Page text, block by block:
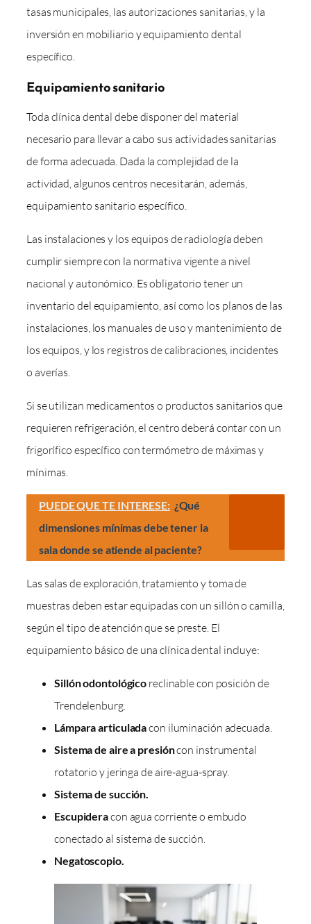
tasas municipales, las autorizaciones sanitarias, y la
inversión en mobiliario y equipamiento dental
específico.
Equipamiento sanitario
Toda clínica dental debe disponer del material
necesario para llevar a cabo sus actividades sanitarias
de forma adecuada. Dada la complejidad de la
actividad, algunos centros necesitarán, además,
equipamiento sanitario específico.
Las instalaciones y los equipos de radiología deben
cumplir siempre con la normativa vigente a nivel
nacional y autonómico. Es obligatorio tener un
inventario del equipamiento, así como los planos de las
instalaciones, los manuales de uso y mantenimiento de
los equipos, y los registros de calibraciones, incidentes
o averías.
Si se utilizan medicamentos o productos sanitarios que
requieren refrigeración, el centro deberá contar con un
frigorífico específico con termómetro de máximas y
mínimas.
PUEDE QUE TE INTERESE: ¿Qué
dimensiones mínimas debe tener la
sala donde se atiende al paciente?
Las salas de exploración, tratamiento y toma de
muestras deben estar equipadas con un sillón o camilla,
según el tipo de atención que se preste. El
equipamiento básico de una clínica dental incluye:
Sillón odontológico reclinable con posición de
Trendelenburg.
Lámpara articuladacon iluminación adecuada.
Sistema de aire a presióncon instrumental
rotatorio y jeringa de aire-agua-spray.
Sistema de succión.
Escupideracon agua corriente o embudo
conectado al sistema de succión.
Negatoscopio.